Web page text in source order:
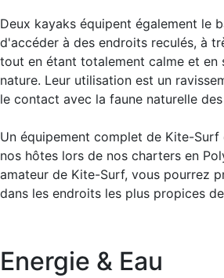
Deux kayaks équipent également le
d'accéder à des endroits reculés, à
tout en étant totalement calme et en
nature. Leur utilisation est un
le contact avec la faune naturelle
Un équipement complet de Kite-Surf
nos hôtes lors de nos charters en
amateur de Kite-Surf, vous pourrez
dans les endroits les plus propices
Energie & Eau